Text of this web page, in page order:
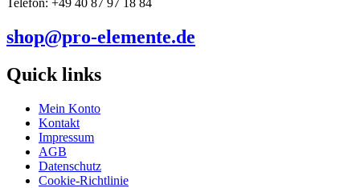
Telefon: +49 40 87 97 18 84
shop@pro-elemente.de
Quick links
Mein Konto
Kontakt
Impressum
AGB
Datenschutz
Cookie-Richtlinie